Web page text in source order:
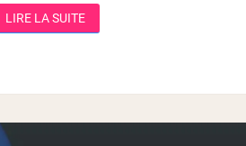
LIRE LA SUITELIRE LA SUITE